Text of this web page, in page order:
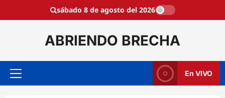
sábado 8 de agosto del 2026
ABRIENDO BRECHA
Menú
En VIVO